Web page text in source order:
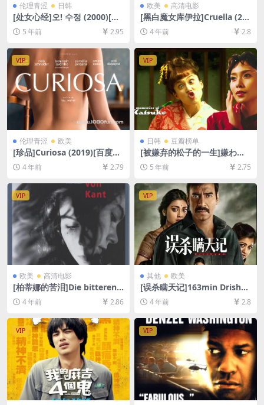
伦理青涩 日韩
[处女心经]오! 수정 (2000)[百
度网盘+迅雷云盘资源1080P
超清][MP4/7.5GB][韩语中字]
【视频文件+防和谐压缩包
（含解压密码）】
5 年前 2.95
欧美 高清电影
[黑白魔女库伊拉]Cruella (20
21)[百度网盘+迅雷云盘资源1
080P超清未删减][MP4/8.7G
B][中英字幕]
4 年前 2.8
VIP
伦理青涩 欧美
[珍品]Curiosa (2019)[百度网
盘+迅雷云盘资源1080P超清]
[MP4/6.8GB][中英字幕]
4 年前 2.79
VIP
日韩 豆瓣榜单
[被嫌弃的松子的一生]嫌われ
松子の一生 (2006)[百度网盘
+迅雷云盘资源1080P超清未
5 年前 2.75
VIP
欧美 高清电影
[柏蒂娜的苦泪]Die bitteren T
ränen der Petra von Kant
(1972)[百度网盘+夸克网盘资
源1080P超清未删减][MP4/8
GB][中文字幕]
4 年前 2.86
VIP
其他 欧美
[误杀瞒天记]163min Drishya
m (2015)[百度网盘+夸克网盘
+迅雷云盘资源1080P超清未
删减][MP4/10GB][中英字幕]
4 年前 2.8
VIP VIP